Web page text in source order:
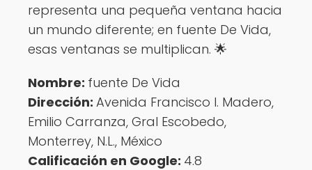
representa una pequeña ventana hacia
un mundo diferente; en fuente De Vida,
esas ventanas se multiplican. 🌟
Nombre: fuente De Vida
Dirección: Avenida Francisco I. Madero,
Emilio Carranza, Gral Escobedo,
Monterrey, N.L., México
Calificación en Google: 4.8